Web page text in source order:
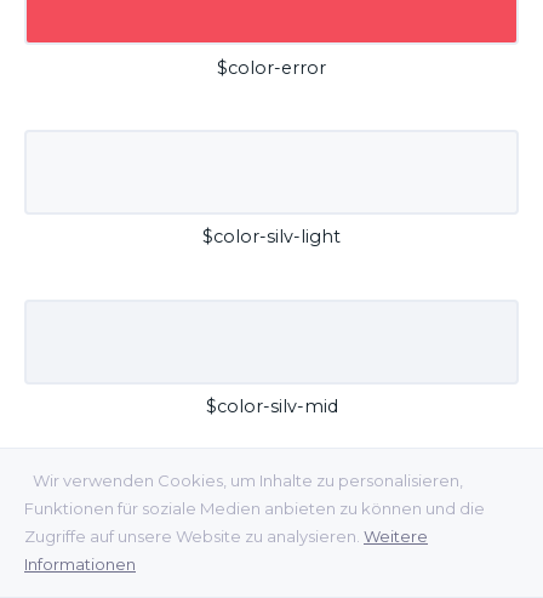
Wir verwenden Cookies, um Inhalte zu personalisieren,
Funktionen für soziale Medien anbieten zu können und die
Zugriffe auf unsere Website zu analysieren. Weitere
Informationen
$color-error
$color-silv-light
$color-silv-mid